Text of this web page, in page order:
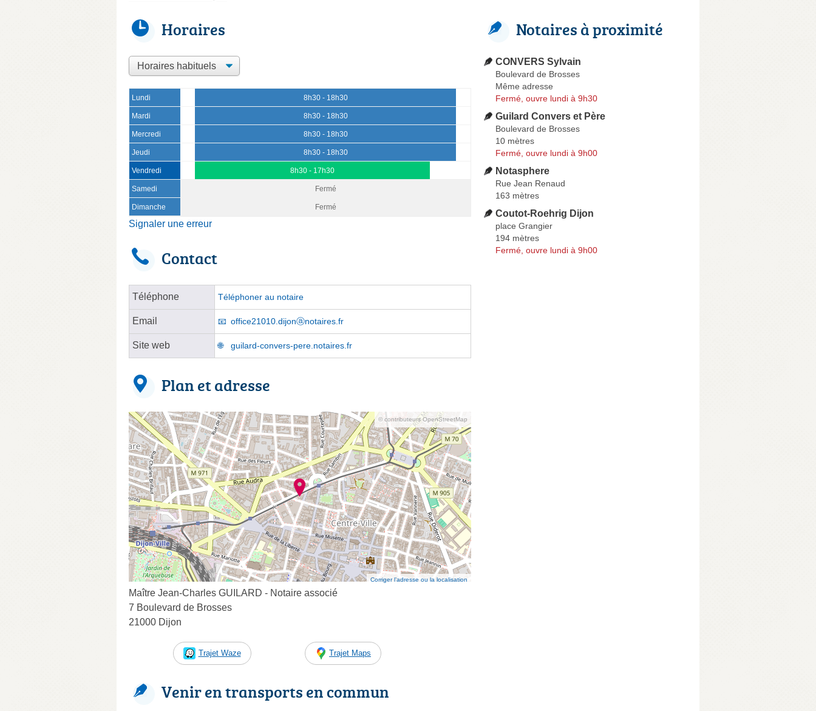
Horaires
Lundi 8h30 - 18h30
Mardi 8h30 - 18h30
Mercredi 8h30 - 18h30
Jeudi 8h30 - 18h30
Vendredi 8h30 - 17h30
Samedi Fermé
Dimanche Fermé
Signaler une erreur
Contact
Téléphone Téléphoner au notaire
Email office21010.dijonⓐnotaires.fr
Site web guilard-convers-pere.notaires.fr
Plan et adresse
© contributeurs OpenStreetMap
Corriger l’adresse ou la localisation
Maître Jean-Charles GUILARD - Notaire associé
7 Boulevard de Brosses
21000 Dijon
Trajet Waze Trajet Maps
Venir en transports en commun
Notaires à proximité
CONVERS Sylvain
Boulevard de Brosses
Même adresse
Fermé, ouvre lundi à 9h30
Guilard Convers et Père
Boulevard de Brosses
10 mètres
Fermé, ouvre lundi à 9h00
Notasphere
Rue Jean Renaud
163 mètres
Coutot-Roehrig Dijon
place Grangier
194 mètres
Fermé, ouvre lundi à 9h00